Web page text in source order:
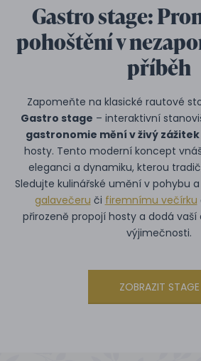
Gastro stage:
pohoštění v
příběh
Zapomeňte na klasické rautové
Gastro stage – interaktivní
gastronomie mění v živý zážitek
hosty. Tento moderní koncept
eleganci a dynamiku, kterou
Sledujte kulinářské umění v pohybu
galavečeru či firemnímu večírku
přirozeně propojí hosty a dodá
výjimečnosti.
ZOBRAZIT STAGE